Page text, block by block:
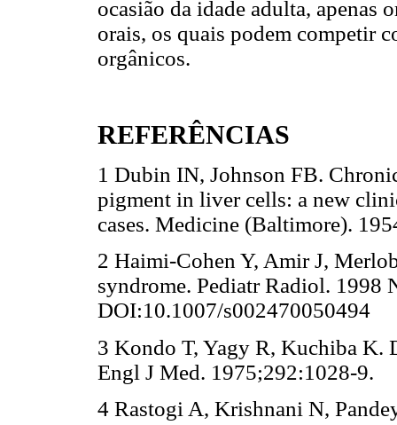
ocasião da idade adulta, apenas
orais, os quais podem competir
orgânicos.
REFERÊNCIAS
1 Dubin IN, Johnson FB.
pigment in liver cells: a new
cases. Medicine (Baltimore).
2 Haimi-Cohen Y, Amir J,
syndrome. Pediatr Radiol. 1998
DOI:10.1007/
3 Kondo T, Yagy R, Kuchiba K.
Engl J Med. 1975;292:1028-9.
4 Rastogi A, Krishnani N,